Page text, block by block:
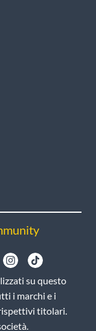
su questo
i marchi e i
titolari.